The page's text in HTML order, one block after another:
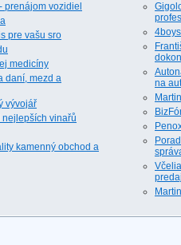
prenájom vozidiel
pre vašu sro
medicíny
daní, mezd a
vývojář
nejlepších vinařů
kamenný obchod a
na